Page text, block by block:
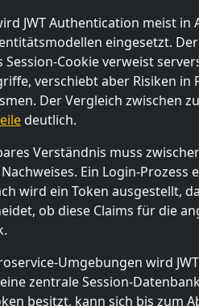
JWT Authentication meist in
eingesetzt.
Session-Cookie verweist
verschiebt aber Risiken
Der Vergleich zwischen
deutlich.
Verständnis muss
Ein Login-
wird ein Token ausgestellt,
ob diese Claims für die
Umgebungen wird
zentrale Session-
besitzt, kann sich bis zum